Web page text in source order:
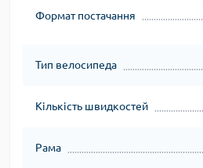
Формат постачання
Тип велосипеда
Кількість швидкостей
Рама